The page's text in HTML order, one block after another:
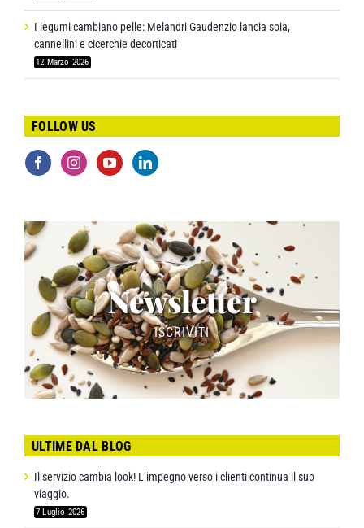
I legumi cambiano pelle: Melandri Gaudenzio lancia soia,
cannellini e cicerchie decorticati
12 Marzo 2026
FOLLOW US
Newsletter
ISCRIVITI
ULTIME DAL BLOG
Il servizio cambia look! L’impegno verso i clienti continua il suo
viaggio.
7 Luglio 2026